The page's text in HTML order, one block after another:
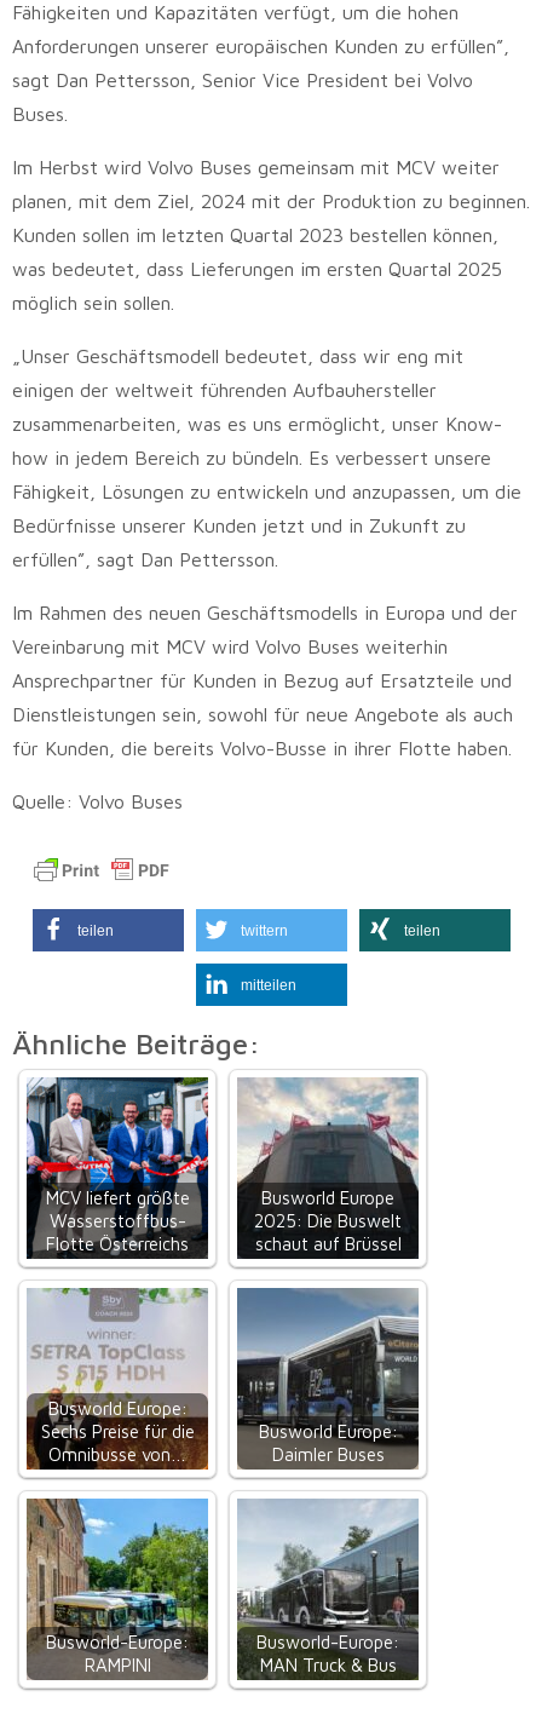
Fähigkeiten und Kapazitäten verfügt, um die hohen
Anforderungen unserer europäischen Kunden zu erfüllen”,
sagt Dan Pettersson, Senior Vice President bei Volvo
Buses.
Im Herbst wird Volvo Buses gemeinsam mit MCV weiter
planen, mit dem Ziel, 2024 mit der Produktion zu beginnen.
Kunden sollen im letzten Quartal 2023 bestellen können,
was bedeutet, dass Lieferungen im ersten Quartal 2025
möglich sein sollen.
„Unser Geschäftsmodell bedeutet, dass wir eng mit
einigen der weltweit führenden Aufbauhersteller
zusammenarbeiten, was es uns ermöglicht, unser Know-
how in jedem Bereich zu bündeln. Es verbessert unsere
Fähigkeit, Lösungen zu entwickeln und anzupassen, um die
Bedürfnisse unserer Kunden jetzt und in Zukunft zu
erfüllen”, sagt Dan Pettersson.
Im Rahmen des neuen Geschäftsmodells in Europa und der
Vereinbarung mit MCV wird Volvo Buses weiterhin
Ansprechpartner für Kunden in Bezug auf Ersatzteile und
Dienstleistungen sein, sowohl für neue Angebote als auch
für Kunden, die bereits Volvo-Busse in ihrer Flotte haben.
Quelle: Volvo Buses
teilen twittern teilen
mitteilen
Ähnliche Beiträge:
MCV liefert größte
Wasserstoffbus-
Flotte Österreichs
Busworld Europe
2025: Die Buswelt
schaut auf Brüssel
Busworld Europe:
Sechs Preise für die
Omnibusse von…
Busworld Europe:
Daimler Buses
Busworld-Europe:
RAMPINI
Busworld-Europe:
MAN Truck & Bus